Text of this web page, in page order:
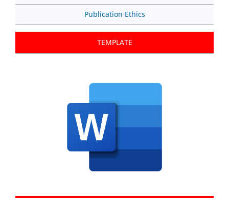
Publication Ethics
TEMPLATE